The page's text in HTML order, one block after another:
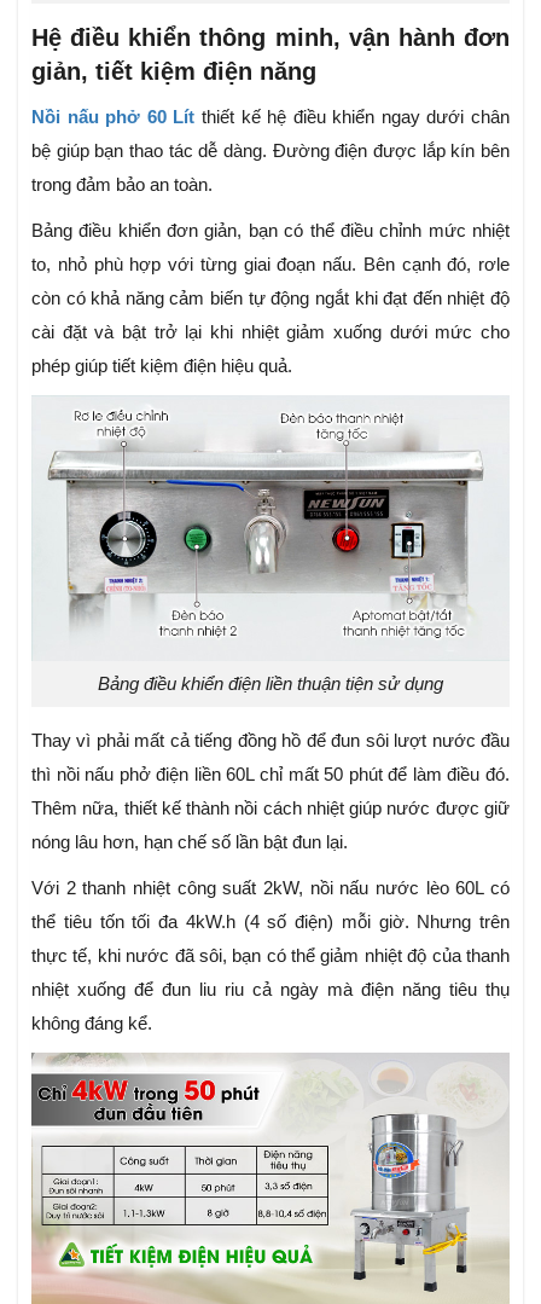
Hệ điều khiển thông minh, vận hành đơn
giản, tiết kiệm điện năng
Nồi nấu phở 60 Lít thiết kế hệ điều khiển ngay dưới chân
bệ giúp bạn thao tác dễ dàng. Đường điện được lắp kín bên
trong đảm bảo an toàn.
Bảng điều khiển đơn giản, bạn có thể điều chỉnh mức nhiệt
to, nhỏ phù hợp với từng giai đoạn nấu. Bên cạnh đó, rơle
còn có khả năng cảm biến tự động ngắt khi đạt đến nhiệt độ
cài đặt và bật trở lại khi nhiệt giảm xuống dưới mức cho
phép giúp tiết kiệm điện hiệu quả.
Bảng điều khiển điện liền thuận tiện sử dụng
Thay vì phải mất cả tiếng đồng hồ để đun sôi lượt nước đầu
thì nồi nấu phở điện liền 60L chỉ mất 50 phút để làm điều đó.
Thêm nữa, thiết kế thành nồi cách nhiệt giúp nước được giữ
nóng lâu hơn, hạn chế số lần bật đun lại.
Với 2 thanh nhiệt công suất 2kW, nồi nấu nước lèo 60L có
thể tiêu tốn tối đa 4kW.h (4 số điện) mỗi giờ. Nhưng trên
thực tế, khi nước đã sôi, bạn có thể giảm nhiệt độ của thanh
nhiệt xuống để đun liu riu cả ngày mà điện năng tiêu thụ
không đáng kể.